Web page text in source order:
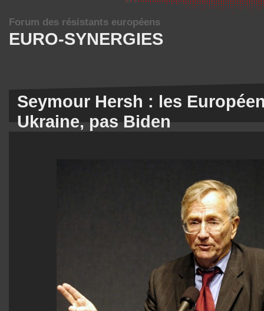
EURO-SYNERGIES
Forum des résistants européens
Seymour Hersh : les
Ukraine, pas Biden